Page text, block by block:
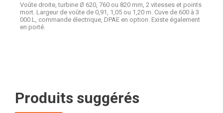
Voûte droite, turbine Ø 620, 760 ou 820 mm, 2 vitesses et points
mort. Largeur de voûte de 0,91, 1,05 ou 1,20 m. Cuve de 600 à 3
000 L, commande électrique, DPAE en option. Existe également
en porté.
Produits suggérés